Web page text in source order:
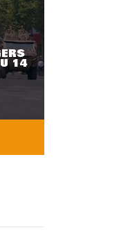
14